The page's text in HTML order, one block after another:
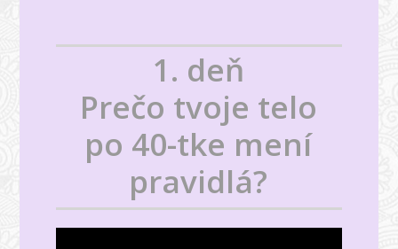
1. deň
Prečo tvoje telo
po 40-tke mení
pravidlá?